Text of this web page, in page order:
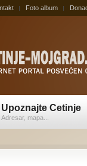
Foto album
Upoznajte Cetinje
Adresar, mapa...